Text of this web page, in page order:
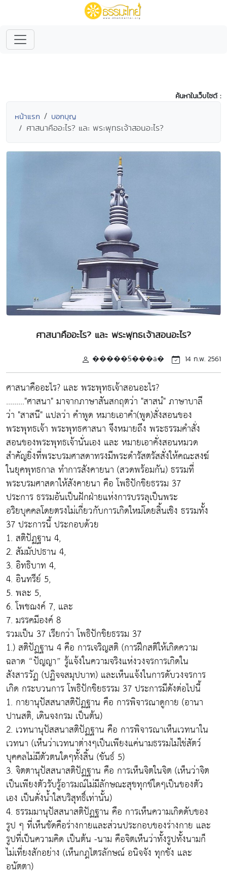
ค้นหาในเว็บไซต์ :
หน้าแรก บอกบุญ
ศาสนาคืออะไร? และ พระพุทธเจ้าสอนอะไร?
ศาสนาคืออะไร? และ พระพุทธเจ้าสอนอะไร?
�����§���ä� 14 ก.พ. 2561
ศาสนาคืออะไร? และ พระพุทธเจ้าสอนอะไร?
........."ศาสนา" มาจากภาษาสันสกฤตว่า "สาสนํ" ภาษาบาลี
ว่า "สาสนี" แปลว่า คำพูด หมายเอาคำ(พูด)สั่งสอนของ
พระพุทธเจ้า พระพุทธศาสนา จึงหมายถึง พระธรรมคำสั่ง
สอนของพระพุทธเจ้านั่นเอง และ หมายเอาคั่งสอนหมวด
สำคัญยิ่งที่พระบรมศาสดาทรงมีพระดำรัสตรัสสั่งให้คณะสงฆ์
ในยุคพุทธกาล ทำการสังคายนา (สวดพร้อมกัน) ธรรมที่
พระบรมศาสดาให้สังคายนา คือ โพธิปักขิยธรรม 37
ประการ ธรรมอันเป็นฝักฝ่ายแห่งการบรรลุเป็นพระ
อริยบุคคลโดยตรงไม่เกี่ยวกับการเกิดใหม่โดยสิ้นเชิง ธรรมทั้ง
37 ประการนี้ ประกอบด้วย
1. สติปัฏฐาน 4,
2. สัมมัปปธาน 4,
3. อิทธิบาท 4,
4. อินทรีย์ 5,
5. พละ 5,
6. โพชฌงค์ 7, และ
7. มรรคมีองค์ 8
รวมเป็น 37 เรียกว่า โพธิปักขิยธรรม 37
1.) สติปัฏฐาน 4 คือ การเจริญสติ (การฝึกสติให้เกิดความ
ฉลาด “ปัญญา” รู้แจ้งในความจริงแห่งวงจรการเกิดใน
สังสารวัฏ (ปฏิจจสมุปบาท) และเห็นแจ้งในการดับวงจรการ
เกิด กระบวนการ โพธิปักขิยธรรม 37 ประการมีดังต่อไปนี้
1. กายานุปัสสนาสติปัฏฐาน คือ การพิจารณาดูกาย (อานา
ปานสติ, เดินจงกรม เป็นต้น)
2. เวทนานุปัสสนาสติปัฏฐาน คือ การพิจารณาเห็นเวทนาใน
เวทนา (เห็นว่าเวทนาต่างๆเป็นเพียงแค่นามธรรมไม่ใช่สัตว์
บุคคลไม่มีตัวตนใดๆทั้งสิ้น (ขันธ์ 5)
3. จิตตานุปัสสนาสติปัฏฐาน คือ การเห็นจิตในจิต (เห็นว่าจิต
เป็นเพียงตัวรับรู้อารมณ์ไม่มีลักษณะสุขทุกข์ใดๆเป็นของตัว
เอง เป็นดั่งน้ำใสบริสุทธิ์เท่านั้น)
4. ธรรมมานุปัสสนาสติปัฏฐาน คือ การเห็นความเกิดดับของ
รูป ๆ ที่เห็นชัดคือร่างกายและส่วนประกอบของร่างกาย และ
รูปที่เป็นความคิด เป็นต้น -นาม คือจิตเห็นว่าทั้งรูปทั้งนามก็
ไม่เที่ยงสักอย่าง (เห็นกฎไตรลักษณ์ อนิจจัง ทุกขัง และ
อนัตตา)